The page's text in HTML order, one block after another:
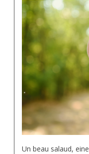
Un beau salaud,